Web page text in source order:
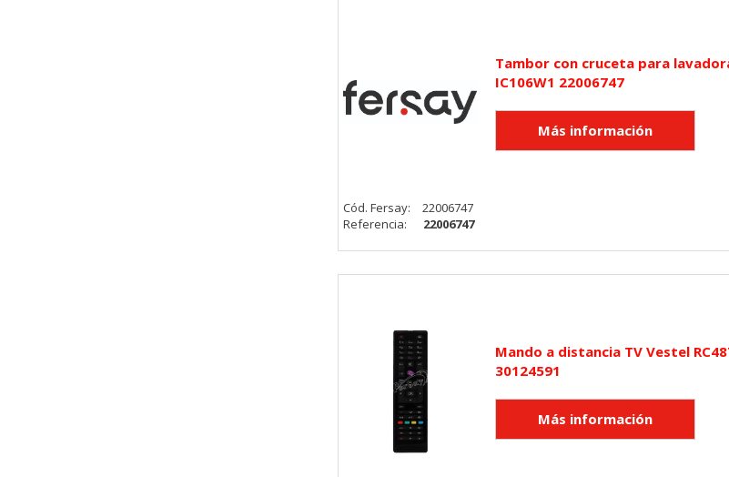
Tambor con cruceta para
IC106W1 22006747
Cód. Fersay:
22006747
Referencia:
22006747
Mando a distancia TV Vestel
30124591